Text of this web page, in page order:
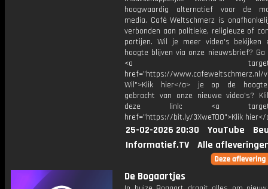
hoogwaardig alternatief voor de
media. Café Weltschmerz is
verbonden aan politieke, religieuze of
partijen. Wil je meer video's bekijken
hoogte blijven via onze nieuwsbrief? Ga
<a
href="https://www.cafeweltschmerz.nl/
Wil">Klik hier</a> je op de
gebracht van onze nieuwe video's?
deze link: <a
href="https://bit.ly/3XweTO0">Klik hier</
25-02-2026 20:30 YouTube
Informatief.TV
Alle
De Bogaartjes